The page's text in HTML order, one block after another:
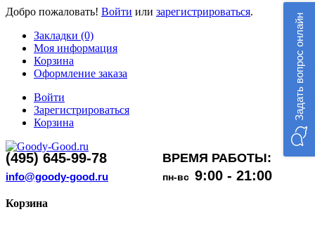
Добро пожаловать! Войти или зарегистрироваться.
Закладки (0)
Моя информация
Корзина
Оформление заказа
Войти
Зарегистрироваться
Корзина
(495) 645-99-78 ВРЕМЯ РАБОТЫ:
info@goody-good.ru пн-вс 9:00 - 21:00
Корзина
Задать вопрос онлайн